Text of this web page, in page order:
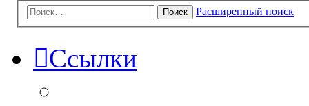
Поиск Расширенный поиск
Ссылки